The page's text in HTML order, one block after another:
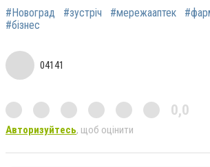
#Новоград
#зустріч #мережааптек
#бізнес
04141
0,0
Авторизуйтесь, щоб оцінити